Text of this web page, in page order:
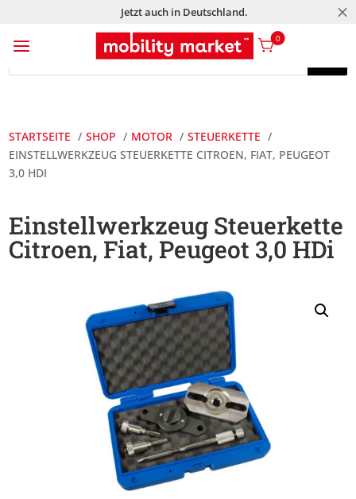
Jetzt auch in Deutschland. M
a 0
Products
Products
STARTSEITE SHOP MOTOR
STEUERKETTE
EINSTELLWERKZEUG STEUERKETTE CITROEN, FIAT, PEUGEOT
3,0 HDI
Einstellwerkzeug Steuerkette
Citroen, Fiat, Peugeot 3,0 HDi